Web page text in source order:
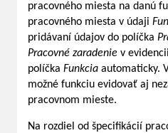
pracovného miesta na danú
pracovného miesta v údaji
pridávaní údajov do políčka
Pracovné zaradenie v evidencii
políčka Funkcia automaticky.
možné funkciu evidovať aj
pracovnom mieste.
Na rozdiel od špecifikácií